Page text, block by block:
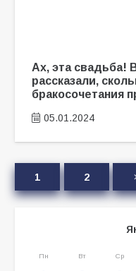
Ах, эта свадьба!
рассказали,
бракосочетания
05.01.2024
1 2
Пн Вт Ср